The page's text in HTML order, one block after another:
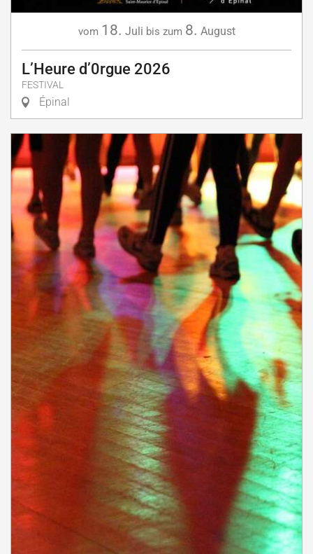
vom 18. Juli bis zum 8. August
L’Heure d’0rgue 2026
FESTIVAL
Épinal